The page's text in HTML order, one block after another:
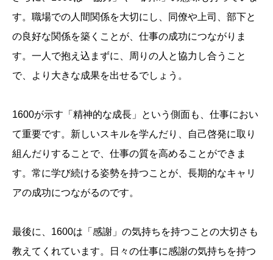
す。職場での人間関係を大切にし、同僚や上司、部下と
の良好な関係を築くことが、仕事の成功につながりま
す。一人で抱え込まずに、周りの人と協力し合うこと
で、より大きな成果を出せるでしょう。
1600が示す「精神的な成長」という側面も、仕事におい
て重要です。新しいスキルを学んだり、自己啓発に取り
組んだりすることで、仕事の質を高めることができま
す。常に学び続ける姿勢を持つことが、長期的なキャリ
アの成功につながるのです。
最後に、1600は「感謝」の気持ちを持つことの大切さも
教えてくれています。日々の仕事に感謝の気持ちを持つ